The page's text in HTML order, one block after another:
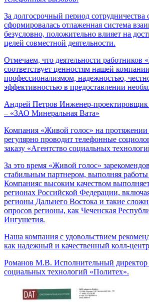
За долгосрочный период сотрудничества
сформировалась отлаженная система
безусловно, положительно влияет на
целей совместной деятельности.
Отмечаем, что деятельности работников
соответствует ценностям нашей
профессионализмом, надежностью,
эффективностью в предоставлении
Андрей Петров Инженер-
– «ЗАО Минеральная Вата»
Компания «Живой голос» на протяжении
регулярно проводит телефонные
заказу «Агентство социальных
За это время «Живой голос»
стабильным партнером, выполняя
Компанияс высоким качеством
регионах Российской Федерации,
регионы Дальнего Востока и такие
опросов регионы, как Чеченская
Ингушетия.
Наша компания с удовольствием
как надежный и качественный колл-
Романов М.В. Исполнительный директор
социальных технологий «Политех».